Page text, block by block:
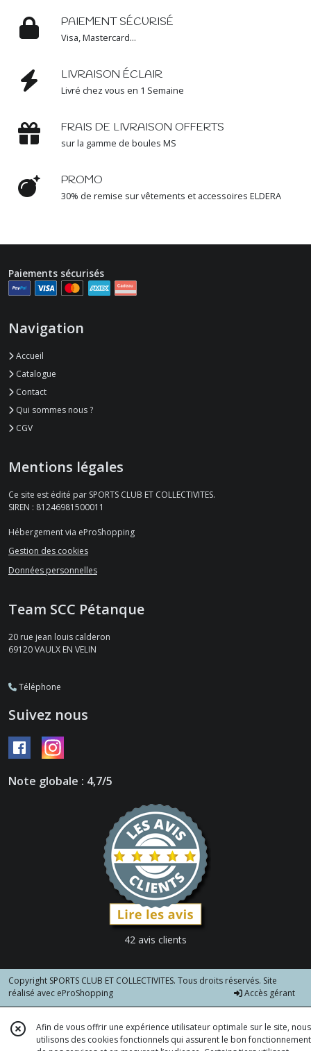
PAIEMENT SÉCURISÉ
Visa, Mastercard...
LIVRAISON ÉCLAIR
Livré chez vous en 1 Semaine
FRAIS DE LIVRAISON OFFERTS
sur la gamme de boules MS
PROMO
30% de remise sur vêtements et accessoires ELDERA
Paiements sécurisés
Navigation
Accueil
Catalogue
Contact
Qui sommes nous ?
CGV
Mentions légales
Ce site est édité par SPORTS CLUB ET COLLECTIVITES.
SIREN : 81246981500011
Hébergement via eProShopping
Gestion des cookies
Données personnelles
Team SCC Pétanque
20 rue jean louis calderon
69120VAULX EN VELIN
Téléphone
Suivez nous
Note globale : 4,7/5
42 avis clients
Copyright SPORTS CLUB ET COLLECTIVITES. Tous droits réservés. Site
réalisé avec eProShopping Accès gérant
Afin de vous offrir une expérience utilisateur optimale sur le site, nous
utilisons des cookies fonctionnels qui assurent le bon fonctionnement